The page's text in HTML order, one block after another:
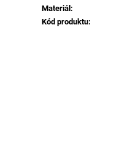
Materiál:
Kód produktu: